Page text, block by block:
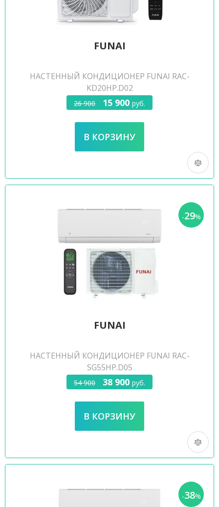
FUNAI
НАСТЕННЫЙ КОНДИЦИОНЕР FUNAI RAC-
KD20HP.D02
26 900 15 900 руб.
-29%
FUNAI
НАСТЕННЫЙ КОНДИЦИОНЕР FUNAI RAC-
SG55HP.D05
54 900 38 900 руб.
-38%